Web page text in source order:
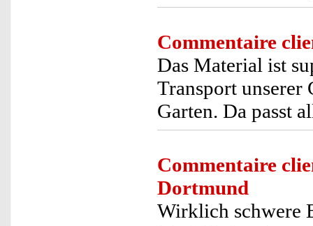
Commentaire
Das Material ist
Transport unserer
Garten. Da passt
Commentaire
Dortmund
Wirklich schwere